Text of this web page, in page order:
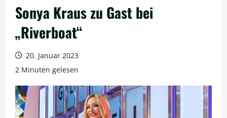
Sonya Kraus zu Gast bei
„Riverboat“
20. Januar 2023
2 Minuten gelesen